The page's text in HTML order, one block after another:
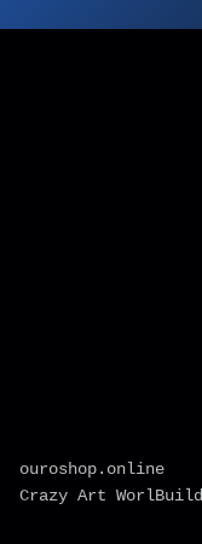
ouroshop.online
Crazy Art